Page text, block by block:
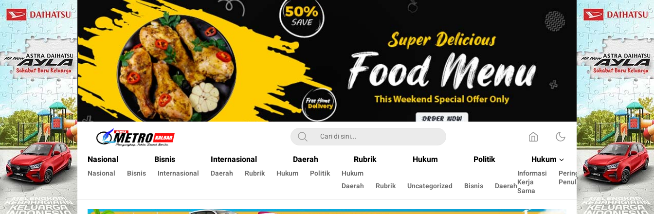
Metro Kalbar
Inspirasi Untuk Negeri
Nasional Bisnis Internasional Daerah Rubrik Hukum Politik Hukum
Nasional Bisnis Internasional Daerah Rubrik Hukum Politik
Hukum
Daerah
Rubrik Uncategorized Bisnis Daerah
Informasi
Kerja
Sama
Peringkat
Penulis
Cara
menulis
disini